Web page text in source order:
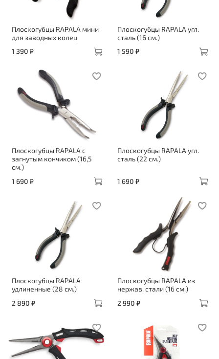
Плоскогубцы RAPALA мини
для заводных колец
1 390 ₽
Плоскогубцы RAPALA угл.
сталь (16 см.)
1 590 ₽
Плоскогубцы RAPALA с
загнутым кончиком (16,5
см.)
1 690 ₽
Плоскогубцы RAPALA угл.
сталь (22 см.)
1 690 ₽
Плоскогубцы RAPALA
удлиненные (28 см.)
2 890 ₽
Плоскогубцы RAPALA из
нержав. стали (16 см.)
2 990 ₽